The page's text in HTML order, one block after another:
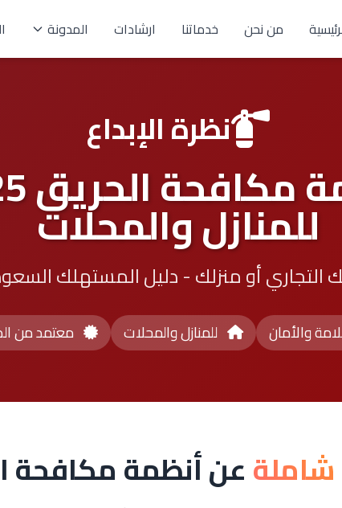
من نحن خدماتنا ارشادات المدونة
نظرة الإبداع
للمنازل والمحلات
التجاري أو منزلك - دليل المستهلك
والأمان للمنازل والمحلات معتمد من
عن أنظمة مكافحة